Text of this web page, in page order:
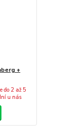
+
do 2 až 5
u nás